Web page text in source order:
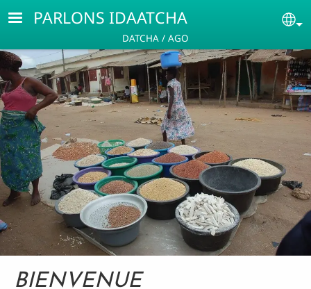
Aller au contenu principal
PARLONS IDAATCHA
DATCHA / AGO
BIENVENUE